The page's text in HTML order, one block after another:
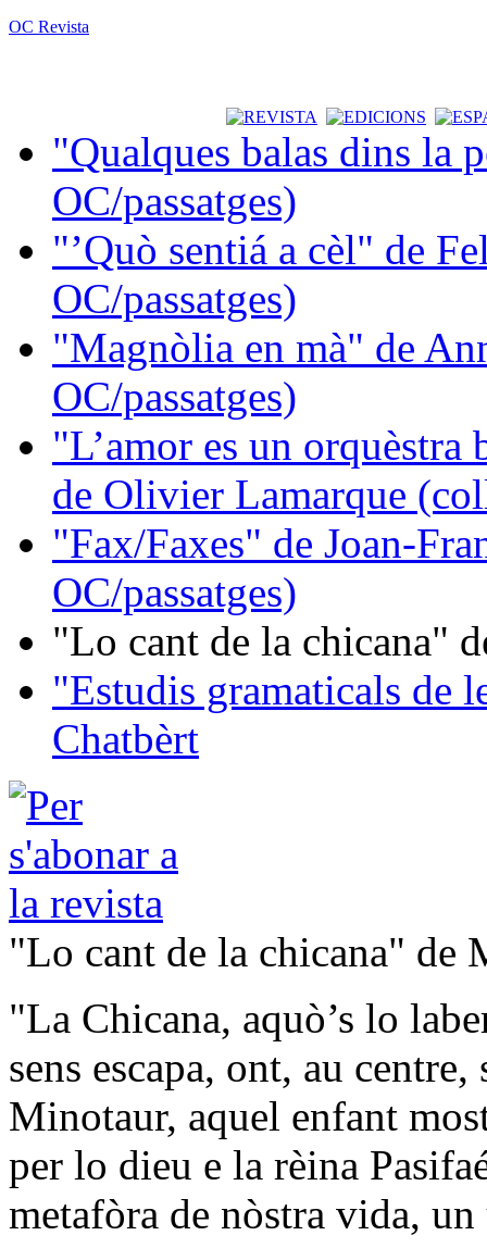
OC Revista
"Qualques balas dins la
OC/passatges)
"’Quò sentiá a cèl" de
OC/passatges)
"Magnòlia en mà" de
OC/passatges)
"L’amor es un orquèstra
de Olivier Lamarque
"Fax/Faxes" de Joan-
OC/passatges)
"Lo cant de la chicana"
"Estudis gramaticals de
Chatbèrt
"Lo cant de la chicana" de
"La Chicana, aquò’s lo
sens escapa, ont, au
Minotaur, aquel enfant
per lo dieu e la rèina
metafòra de nòstra vida,